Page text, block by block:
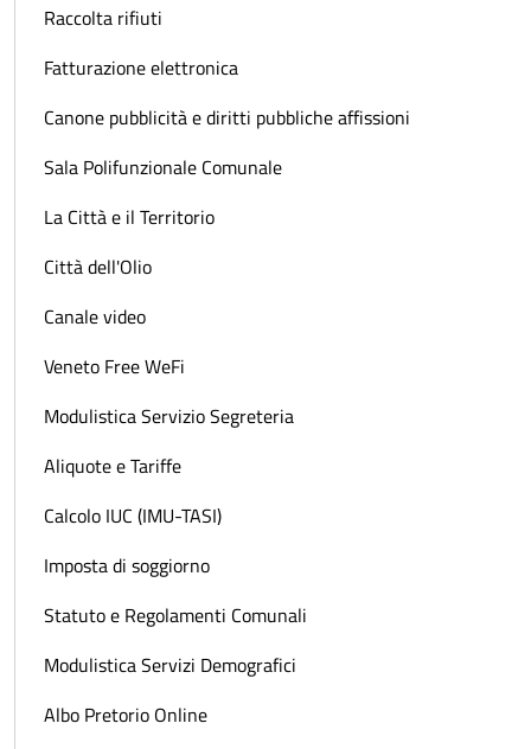
Raccolta rifiuti
Fatturazione elettronica
Canone pubblicità e diritti pubbliche affissioni
Sala Polifunzionale Comunale
La Città e il Territorio
Città dell'Olio
Canale video
Veneto Free WeFi
Modulistica Servizio Segreteria
Aliquote e Tariffe
Calcolo IUC (IMU-TASI)
Imposta di soggiorno
Statuto e Regolamenti Comunali
Modulistica Servizi Demografici
Albo Pretorio Online